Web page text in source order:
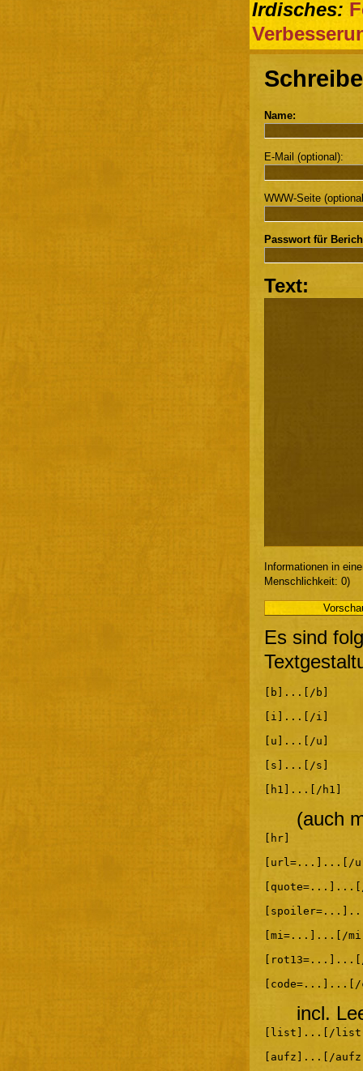
Irdisches:
Name:
E-Mail (optional):
WWW-Seite
Passwort für
Text:
Informationen in
Menschlichkeit: 0)
Es sind
[b]...[/b]
[i]...[/i]
[u]...[/u]
[s]...[/s]
[h1]...[/h1]
(auch
[hr]
[url=...]...[/
[mi=...]...[/
[code=...]...[/
incl.
[list]...[/
[aufz]...[/